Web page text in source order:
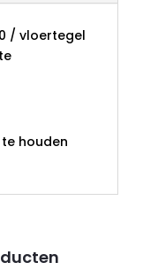
/ vloertegel
houden